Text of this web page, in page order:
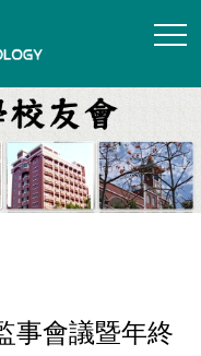
事會議暨年終